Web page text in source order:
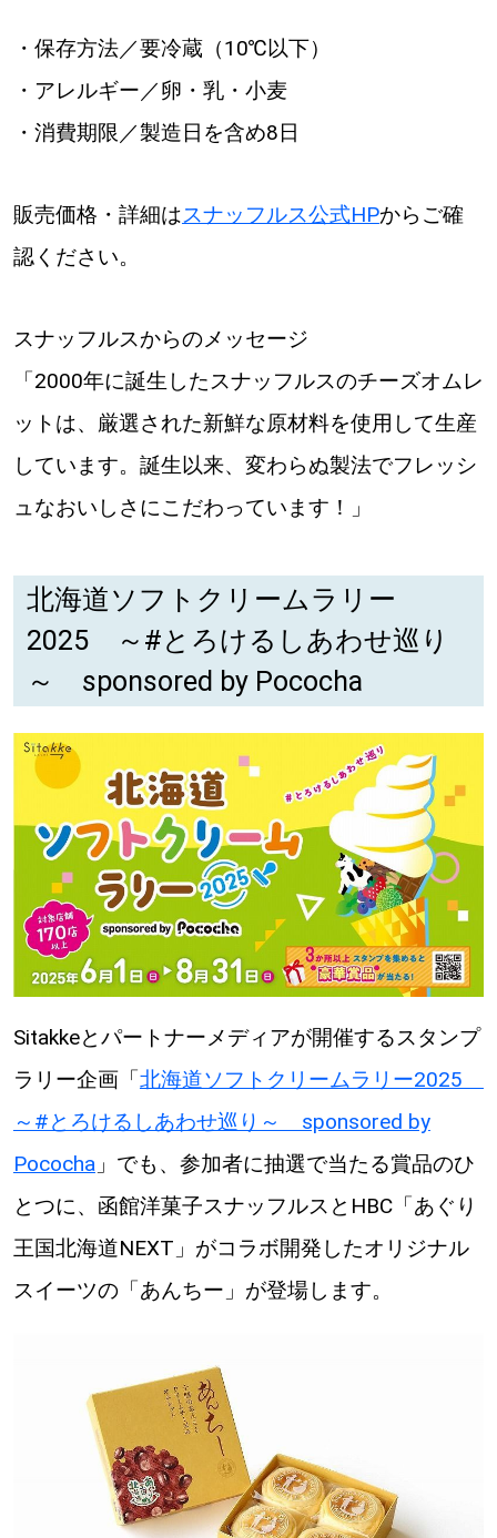
・保存方法／要冷蔵（10℃以下）
・アレルギー／卵・乳・小麦
・消費期限／製造日を含め8日
販売価格・詳細はスナッフルス公式HPからご確
認ください。
スナッフルスからのメッセージ
「2000年に誕生したスナッフルスのチーズオムレ
ットは、厳選された新鮮な原材料を使用して生産
しています。誕生以来、変わらぬ製法でフレッシ
ュなおいしさにこだわっています！」
北海道ソフトクリームラリー
2025 ～#とろけるしあわせ巡り
～ sponsored by Pococha
Sitakkeとパートナーメディアが開催するスタンプ
ラリー企画「北海道ソフトクリームラリー2025
～#とろけるしあわせ巡り～ sponsored by
Pococha」でも、参加者に抽選で当たる賞品のひ
とつに、函館洋菓子スナッフルスとHBC「あぐり
王国北海道NEXT」がコラボ開発したオリジナル
スイーツの「あんちー」が登場します。